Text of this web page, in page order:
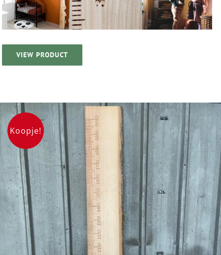
VIEW PRODUCT
Koopje!